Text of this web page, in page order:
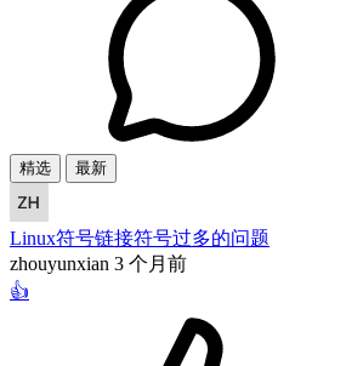
精选 最新
Linux符号链接符号过多的问题
zhouyunxian 3 个月前
👍